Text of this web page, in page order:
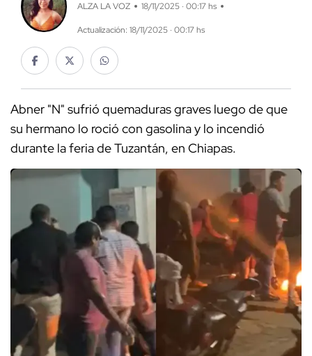
ALZA LA VOZ 18/11/2025 · 00:17 hs
Actualización: 18/11/2025 · 00:17 hs
Abner "N" sufrió quemaduras graves luego de que
su hermano lo roció con gasolina y lo incendió
durante la feria de Tuzantán, en Chiapas.